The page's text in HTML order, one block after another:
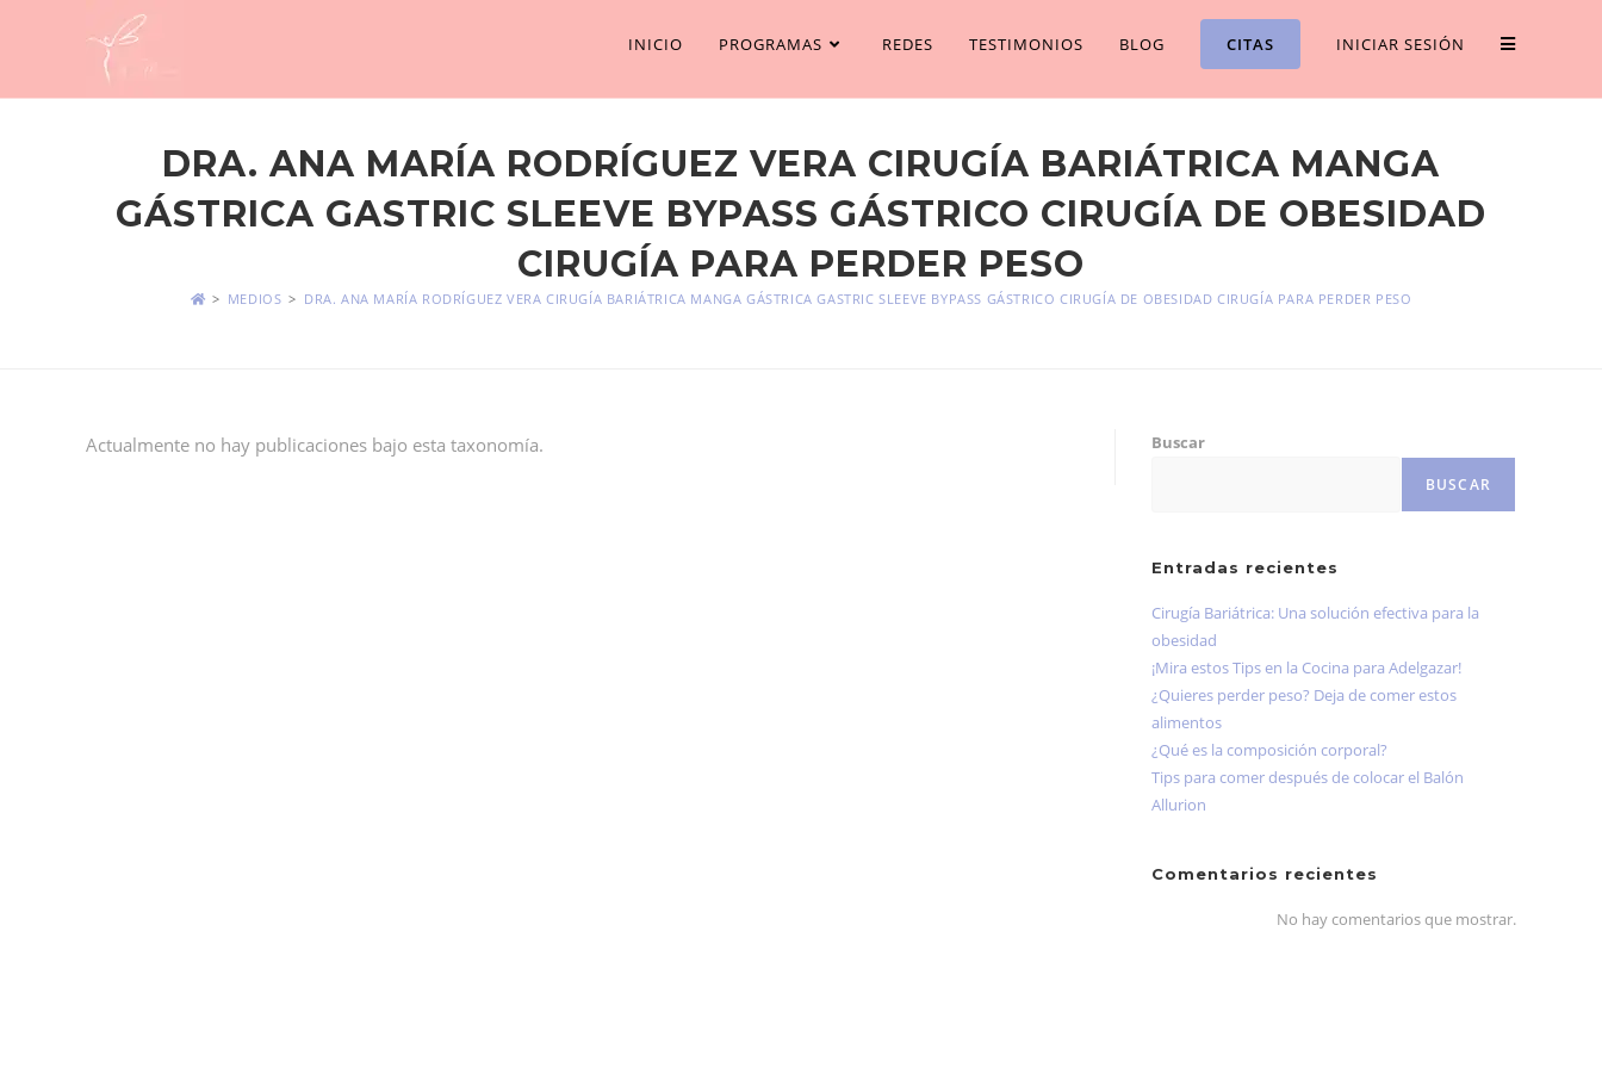
INICIO PROGRAMAS REDES TESTIMONIOS BLOG CITAS INICIAR SESIÓN
DRA. ANA MARÍA RODRÍGUEZ VERA CIRUGÍA BARIÁTRICA MANGA
GÁSTRICA GASTRIC SLEEVE BYPASS GÁSTRICO CIRUGÍA DE OBESIDAD
CIRUGÍA PARA PERDER PESO
> MEDIOS > DRA. ANA MARÍA RODRÍGUEZ VERA CIRUGÍA BARIÁTRICA MANGA GÁSTRICA GASTRIC SLEEVE BYPASS GÁSTRICO CIRUGÍA DE OBESIDAD CIRUGÍA PARA PERDER PESO
Actualmente no hay publicaciones bajo esta taxonomía. Buscar
BUSCAR
Entradas recientes
Cirugía Bariátrica: Una solución efectiva para la
obesidad
¡Mira estos Tips en la Cocina para Adelgazar!
¿Quieres perder peso? Deja de comer estos
alimentos
¿Qué es la composición corporal?
Tips para comer después de colocar el Balón
Allurion
Comentarios recientes
No hay comentarios que mostrar.